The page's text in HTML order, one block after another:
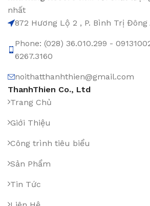
nhất
872 Hương Lộ 2 , P. Bình Trị Đông
Phone: (028) 36.010.299 -
6267.3160
noithatthanhthien@gmail.com
ThanhThien Co., Ltd
Trang Chủ
Giới Thiệu
Công trình tiêu biểu
Sản Phẩm
Tin Tức